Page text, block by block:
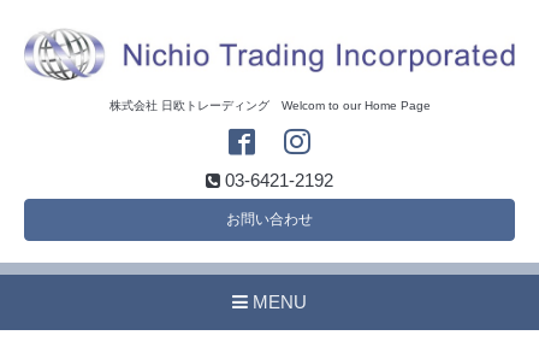
株式会社 日欧トレーディング Welcom to our Home Page
03-6421-2192
お問い合わせ
MENU